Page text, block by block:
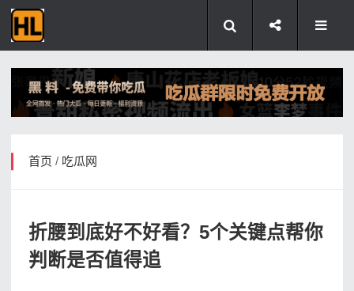
首页 / 吃瓜网
折腰到底好不好看？5个关键点帮你
判断是否值得追